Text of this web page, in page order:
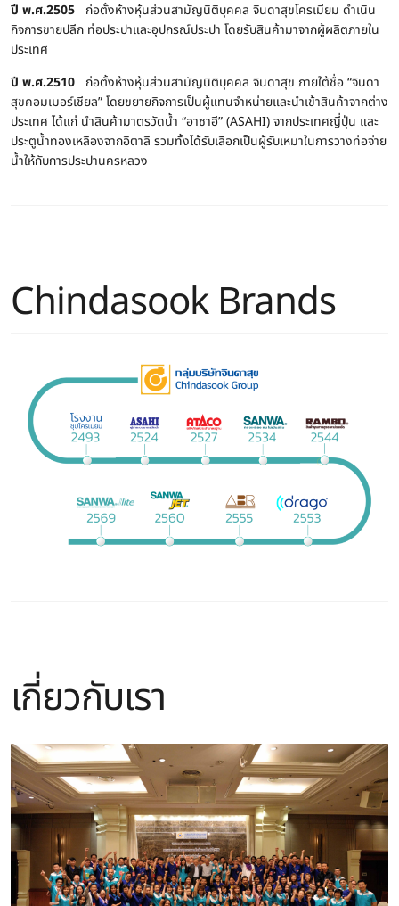
ปี พ.ศ.2505 ก่อตั้งห้างหุ้นส่วนสามัญนิติบุคคล จินดาสุขโครเมียม ดำเนิน
กิจการขายปลีก ท่อประปาและอุปกรณ์ประปา โดยรับสินค้ามาจากผู้ผลิตภายใน
ประเทศ
ปี พ.ศ.2510 ก่อตั้งห้างหุ้นส่วนสามัญนิติบุคคล จินดาสุข ภายใต้ชื่อ “จินดา
สุขคอมเมอร์เชียล” โดยขยายกิจการเป็นผู้แทนจำหน่ายและนำเข้าสินค้าจากต่าง
ประเทศ ได้แก่ นำสินค้ามาตรวัดน้ำ “อาซาฮี” (ASAHI) จากประเทศญี่ปุ่น และ
ประตูน้ำทองเหลืองจากอิตาลี รวมทั้งได้รับเลือกเป็นผู้รับเหมาในการวางท่อจ่าย
น้ำให้กับการประปานครหลวง
Chindasook Brands
เกี่ยวกับเรา